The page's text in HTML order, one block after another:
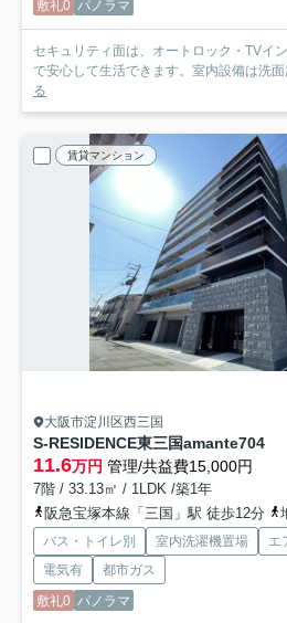
敷礼0 パノラマ
セキュリティ面は、オートロック・TVイ
で安心して生活できます。室内設備は洗面
る
賃貸マンション
大阪市淀川区西三国
S-RESIDENCE東三国amante704
11.6万円 管理/共益費15,000円
7階 / 33.13㎡ / 1LDK /築1年
阪急宝塚本線「三国」駅 徒歩12分
バス・トイレ別 室内洗濯機置場 エ
電気有
都市ガス
敷礼0 パノラマ